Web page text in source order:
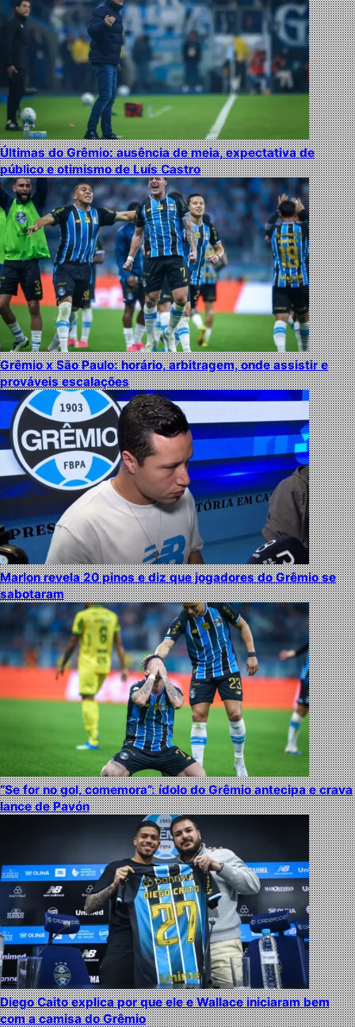
Últimas do Grêmio: ausência de meia, expectativa de
público e otimismo de Luís Castro
Grêmio x São Paulo: horário, arbitragem, onde assistir e
prováveis escalações
Marlon revela 20 pinos e diz que jogadores do Grêmio se
sabotaram
“Se for no gol, comemora”: ídolo do Grêmio antecipa e crava
lance de Pavón
Diego Caito explica por que ele e Wallace iniciaram bem
com a camisa do Grêmio